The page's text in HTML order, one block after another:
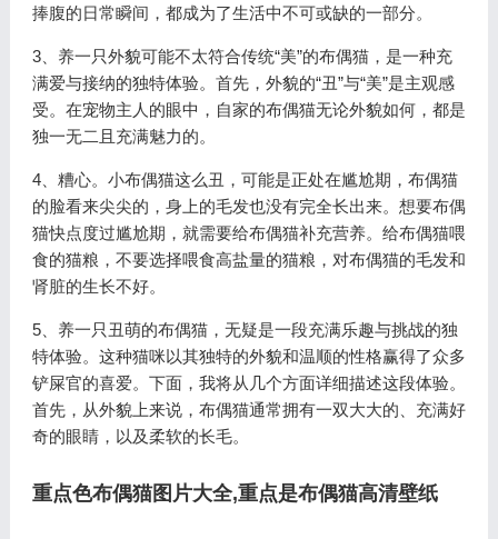
捧腹的日常瞬间，都成为了生活中不可或缺的一部分。
3、养一只外貌可能不太符合传统“美”的布偶猫，是一种充
满爱与接纳的独特体验。首先，外貌的“丑”与“美”是主观感
受。在宠物主人的眼中，自家的布偶猫无论外貌如何，都是
独一无二且充满魅力的。
4、糟心。小布偶猫这么丑，可能是正处在尴尬期，布偶猫
的脸看来尖尖的，身上的毛发也没有完全长出来。想要布偶
猫快点度过尴尬期，就需要给布偶猫补充营养。给布偶猫喂
食的猫粮，不要选择喂食高盐量的猫粮，对布偶猫的毛发和
肾脏的生长不好。
5、养一只丑萌的布偶猫，无疑是一段充满乐趣与挑战的独
特体验。这种猫咪以其独特的外貌和温顺的性格赢得了众多
铲屎官的喜爱。下面，我将从几个方面详细描述这段体验。
首先，从外貌上来说，布偶猫通常拥有一双大大的、充满好
奇的眼睛，以及柔软的长毛。
重点色布偶猫图片大全,重点是布偶猫高清壁纸